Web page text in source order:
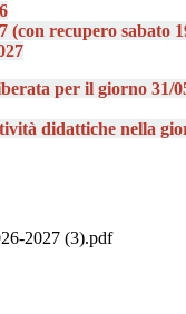
(con recupero sabato
per il giorno 31/
didattiche nella
2027 (3).pdf